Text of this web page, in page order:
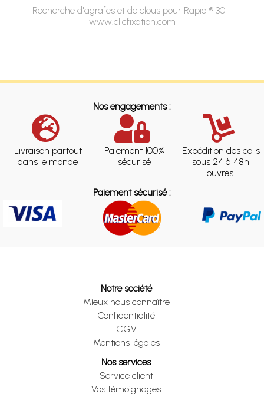
Recherche d'agrafes et de clous pour Rapid ® 30 -
www.clicfixation.com
Nos engagements :
Livraison partout
dans le monde
Paiement 100%
sécurisé
Expédition des colis
sous 24 à 48h
ouvrés.
Paiement sécurisé :
Notre société
Mieux nous connaître
Confidentialité
CGV
Mentions légales
Nos services
Service client
Vos témoignages